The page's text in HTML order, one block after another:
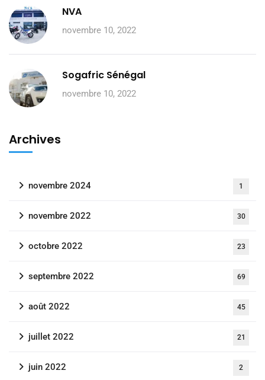
NVA
novembre 10, 2022
Sogafric Sénégal
novembre 10, 2022
Archives
novembre 2024 1
novembre 2022 30
octobre 2022 23
septembre 2022 69
août 2022 45
juillet 2022 21
juin 2022 2